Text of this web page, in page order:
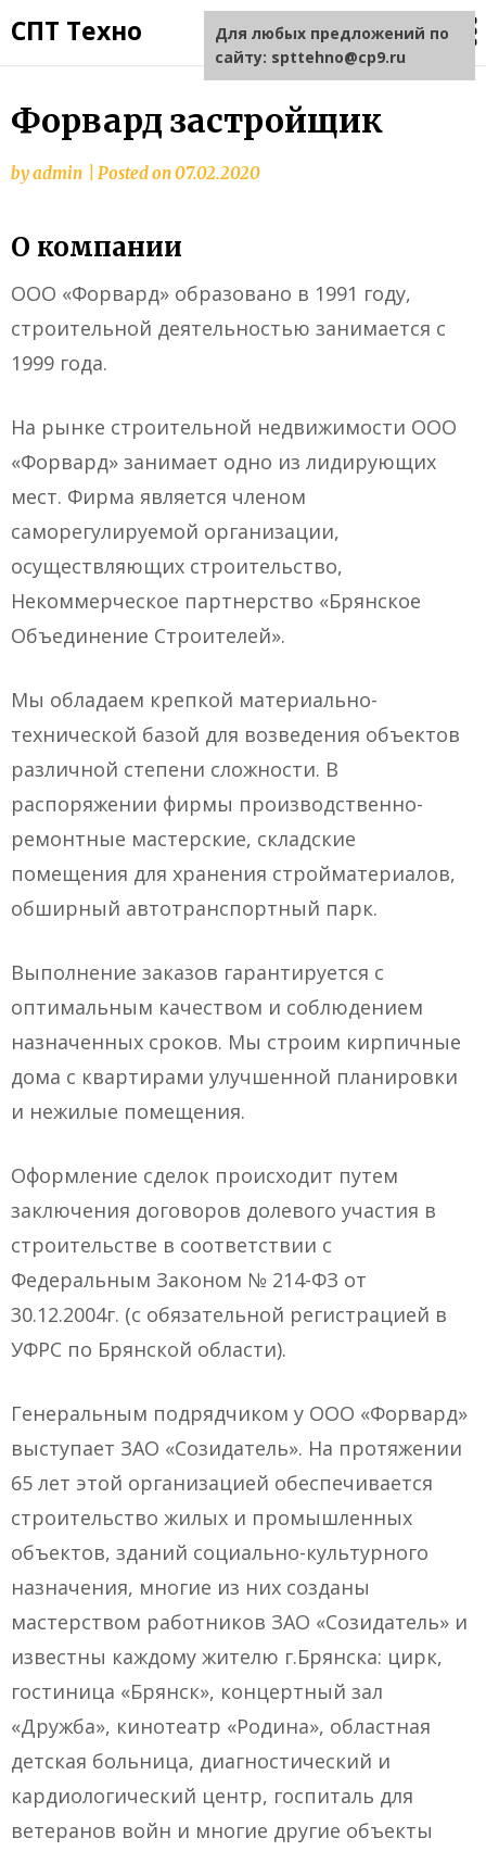
СПТ Техно
Форвард застройщик
byadmin Posted on07.02.2020
О компании
ООО «Форвард» образовано в 1991 году,
строительной деятельностью занимается с
1999 года.
На рынке строительной недвижимости ООО
«Форвард» занимает одно из лидирующих
мест. Фирма является членом
саморегулируемой организации,
осуществляющих строительство,
Некоммерческое партнерство «Брянское
Объединение Строителей».
Мы обладаем крепкой материально-
технической базой для возведения объектов
различной степени сложности. В
распоряжении фирмы производственно-
ремонтные мастерские, складские
помещения для хранения стройматериалов,
обширный автотранспортный парк.
Выполнение заказов гарантируется с
оптимальным качеством и соблюдением
назначенных сроков. Мы строим кирпичные
дома с квартирами улучшенной планировки
и нежилые помещения.
Оформление сделок происходит путем
заключения договоров долевого участия в
строительстве в соответствии с
Федеральным Законом № 214-ФЗ от
30.12.2004г. (с обязательной регистрацией в
УФРС по Брянской области).
Генеральным подрядчиком у ООО «Форвард»
выступает ЗАО «Созидатель». На протяжении
65 лет этой организацией обеспечивается
строительство жилых и промышленных
объектов, зданий социально-культурного
назначения, многие из них созданы
мастерством работников ЗАО «Созидатель» и
известны каждому жителю г.Брянска: цирк,
гостиница «Брянск», концертный зал
«Дружба», кинотеатр «Родина», областная
детская больница, диагностический и
кардиологический центр, госпиталь для
ветеранов войн и многие другие объекты
Для любых предложений по
сайту: spttehno@cp9.ru